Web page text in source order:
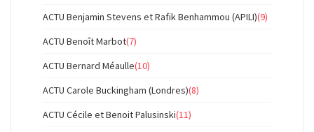
ACTU Benjamin Stevens et Rafik Benhammou (APILI)(9)
ACTU Benoît Marbot(7)
ACTU Bernard Méaulle(10)
ACTU Carole Buckingham (Londres)(8)
ACTU Cécile et Benoit Palusinski(11)